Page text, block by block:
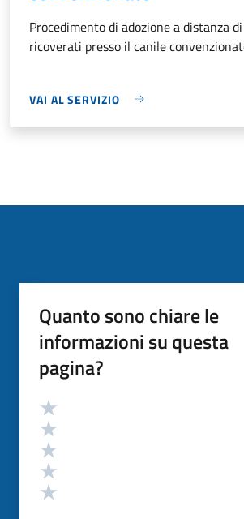
Procedimento di adozione a distanza
ricoverati presso il canile
VAI AL SERVIZIO
Quanto sono chiare le
informazioni su questa
pagina?
Valutazione